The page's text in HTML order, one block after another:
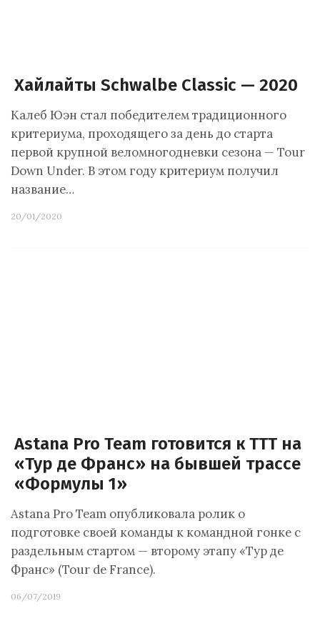
Хайлайты Schwalbe Classic — 2020
Калеб Юэн стал победителем традиционного
критериума, проходящего за день до старта
первой крупной веломногодневки сезона — Tour
Down Under. В этом году критериум получил
название…
20/01/2020
Astana Pro Team готовится к TTT на
«Тур де Франс» на бывшей трассе
«Формулы 1»
Astana Pro Team опубликовала ролик о
подготовке своей команды к командной гонке с
раздельным стартом — второму этапу «Тур де
Франс» (Tour de France).
06/07/2019